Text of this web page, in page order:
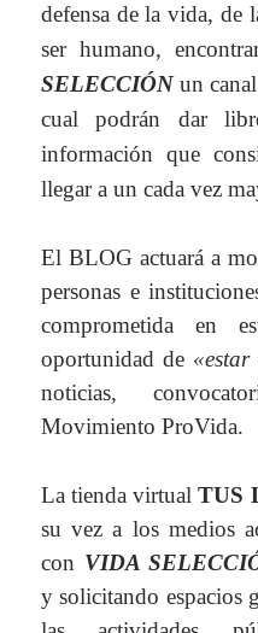
defensa de la vida,
ser humano,
SELECCIÓNun
cual podrán dar
información que
llegar a un cada vez
El BLOG actuará a
personas e
comprometida en
oportunidad de
noticias,
Movimiento ProVida.
La tienda virtualTUS
su vez a los medios
con VIDA
y solicitando espacios